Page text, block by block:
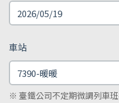
車站
※ 臺鐵公司不定期微調列車